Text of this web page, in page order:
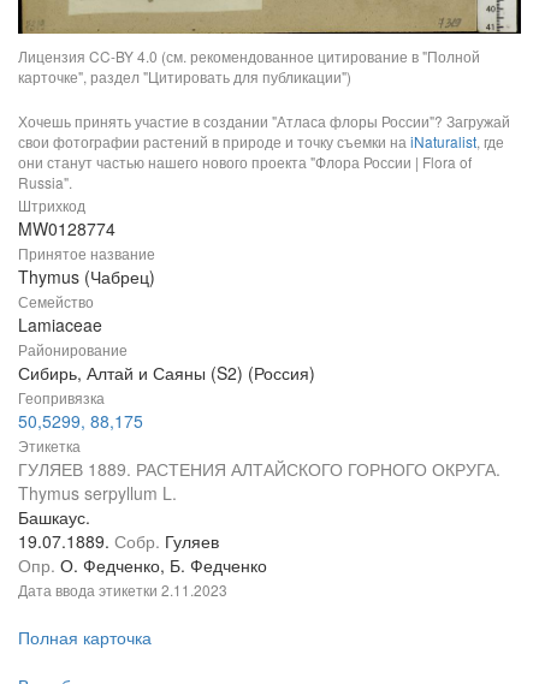
Лицензия CC-BY 4.0 (см. рекомендованное цитирование в "Полной
карточке", раздел "Цитировать для публикации")
Хочешь принять участие в создании "Атласа флоры России"? Загружай
свои фотографии растений в природе и точку съемки наiNaturalist, где
они станут частью нашего нового проекта "Флора России | Flora of
Russia".
Штрихкод
MW0128774
Принятое название
Thymus (Чабрец)
Семейство
Lamiaceae
Районирование
Сибирь, Алтай и Саяны (S2) (Россия)
Геопривязка
50,5299, 88,175
Этикетка
ГУЛЯЕВ 1889. РАСТЕНИЯ АЛТАЙСКОГО ГОРНОГО ОКРУГА.
Thymus serpyllum L.
Башкаус.
19.07.1889. Собр. Гуляев
Опр. О. Федченко, Б. Федченко
Дата ввода этикетки 2.11.2023
Полная карточка